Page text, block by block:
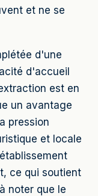
et ne se
d'une
d'accueil
est en
un avantage
pression
et locale
ce qui soutient
noter que le